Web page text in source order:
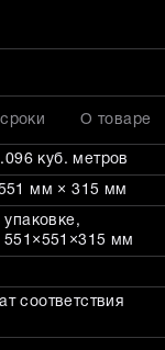
О товаре
куб. метров
мм × 315 мм
551×551×315 мм
соответствия